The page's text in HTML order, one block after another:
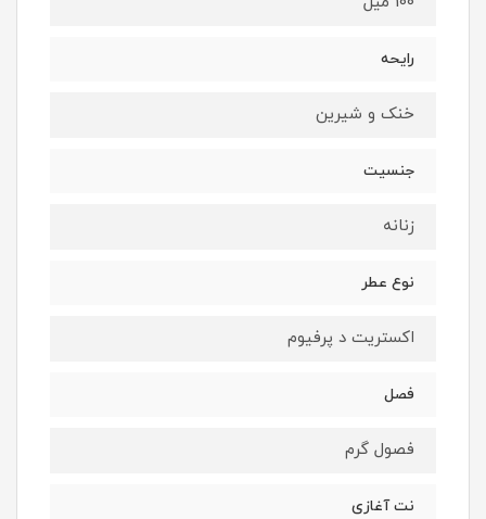
رایحه
خنک و شیرین
جنسیت
زنانه
نوع عطر
اکستریت د پرفیوم
فصل
فصول گرم
نت آغازی